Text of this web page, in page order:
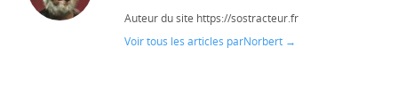
Auteur du site https://sostracteur.fr
Voir tous les articles parNorbert →